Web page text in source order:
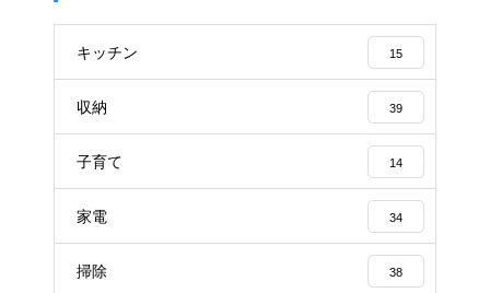
キッチン 15
収納 39
子育て 14
家電 34
掃除 38